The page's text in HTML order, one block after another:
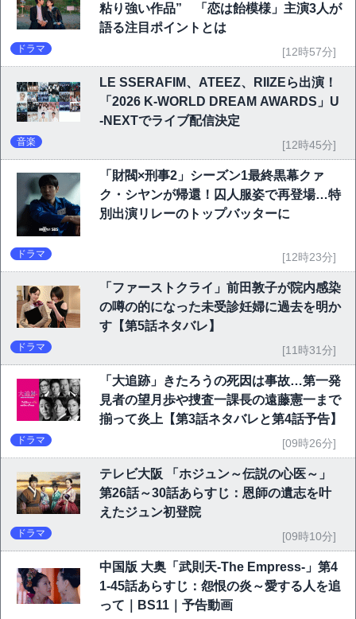
粘り強い作品” 「恋は飴模様」主演3人が
語る注目ポイントとは
ドラマ [12時57分]
LE SSERAFIM、ATEEZ、RIIZEら出演！
「2026 K-WORLD DREAM AWARDS」U
-NEXTでライブ配信決定
音楽 [12時45分]
「財閥×刑事2」シーズン1最終黒幕クァ
ク・シヤンが帰還！囚人服姿で再登場…特
別出演リレーのトップバッターに
ドラマ [12時23分]
「ファーストクライ」前田敦子が院内感染
の噂の的になった未受診妊婦に過去を明か
す【第5話ネタバレ】
ドラマ [11時31分]
「大追跡」きたろうの死因は事故…第一発
見者の望月歩や捜査一課長の遠藤憲一まで
揃って炎上【第3話ネタバレと第4話予告】
ドラマ [09時26分]
テレビ大阪 「ホジュン～伝説の心医～」
第26話～30話あらすじ：恩師の遺志を叶
えたジュン初登院
ドラマ [09時10分]
中国版 大奥「武則天-The Empress-」第4
1-45話あらすじ：怨恨の炎～愛する人を追
って｜BS11｜予告動画